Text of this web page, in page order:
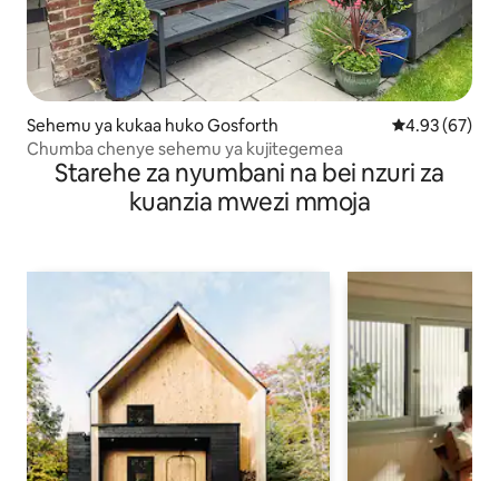
Sehemu ya kukaa huko Gosforth Ukadiriaji wa
4.93 (67)
Chumba chenye sehemu ya kujitegemea
Starehe za nyumbani na bei nzuri za
kuanzia mwezi mmoja